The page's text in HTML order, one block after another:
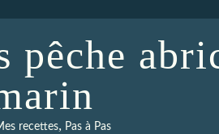
pêche
recettes, Pas à Pas